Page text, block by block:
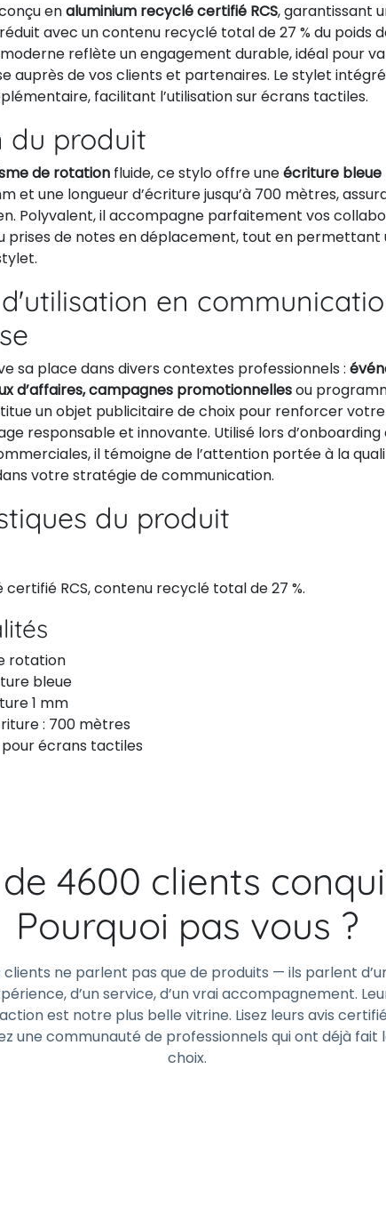
enaluminium recyclé certifié RCS, garantissant
avec un contenu recyclé total de 27 % du poids
reflète un engagement durable, idéal pour
auprès de vos clients et partenaires. Le stylet
facilitant l’utilisation sur écrans tactiles.
du produit
de rotation fluide, ce stylo offre uneécriture bleue
et une longueur d’écriture jusqu’à 700 mètres,
Polyvalent, il accompagne parfaitement vos
prises de notes en déplacement, tout en
en
sa place dans divers contextes professionnels :
d’affaires, campagnes promotionnellesou
un objet publicitaire de choix pour renforcer
responsable et innovante. Utilisé lors
il témoigne de l’attention portée à la
votre stratégie de communication.
du produit
RCS, contenu recyclé total de 27 %.
rotation
bleue
1 mm
: 700 mètres
écrans tactiles
4600 clients
Pourquoi pas vous ?
clients ne parlent pas que de produits — ils parlent
d’un service, d’un vrai accompagnement.
est notre plus belle vitrine. Lisez leurs avis
une communauté de professionnels qui ont déjà fait
choix.